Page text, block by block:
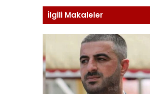
İlgili Makaleler